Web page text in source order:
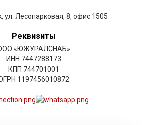
ул. Лесопарковая, 8, офис 1505
Реквизиты
«ЮЖУРАЛСНАБ»
ИНН 7447288173
КПП 744701001
1197456010872